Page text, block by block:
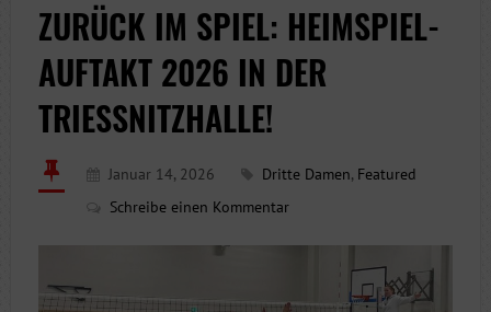
ZURÜCK IM SPIEL: HEIMSPIEL-
AUFTAKT 2026 IN DER
TRIESSNITZHALLE!
Januar 14, 2026 Dritte Damen, Featured
Schreibe einen Kommentar